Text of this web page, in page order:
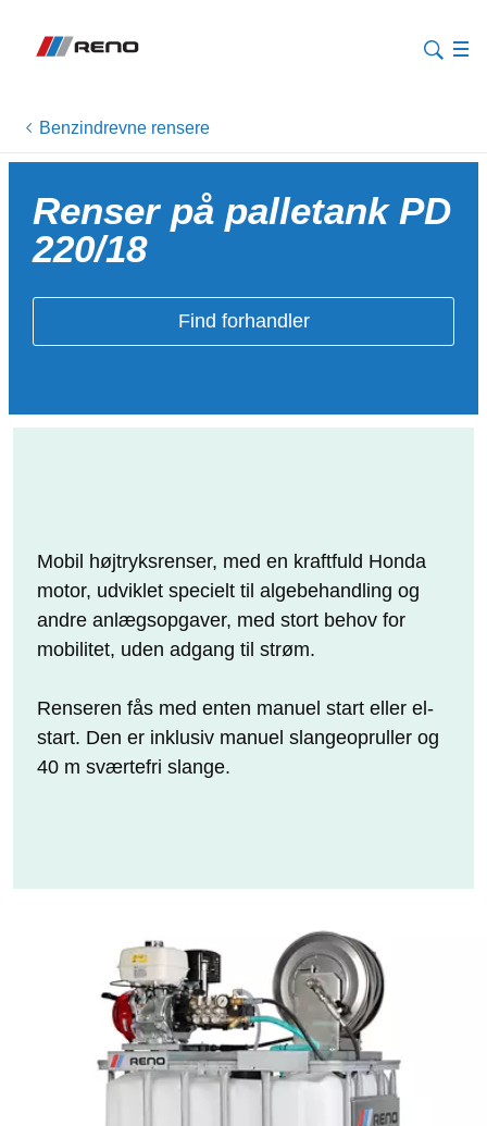
Benzindrevne rensere
Renser på palletank PD
220/18
Find forhandler
Mobil højtryksrenser, med en kraftfuld Honda
motor, udviklet specielt til algebehandling og
andre anlægsopgaver, med stort behov for
mobilitet, uden adgang til strøm.
Renseren fås med enten manuel start eller el-
start. Den er inklusiv manuel slangeopruller og
40 m sværtefri slange.